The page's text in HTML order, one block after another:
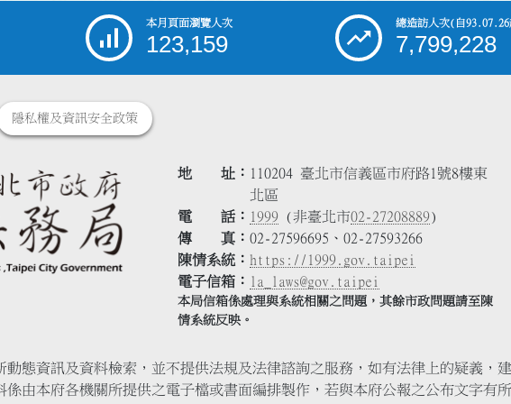
本月頁面瀏覽人次
123,159
總造訪人次(自
7,799,228
隱私權及資訊安全政策
地 址
110204 臺北市信義區市府路1號8樓東
北區
電 話
1999 (非臺北市02-27208889)
傳 真
02-27596695、02-27593266
陳情系統
https://1999.gov.taipei
電子信箱
la_laws@gov.taipei
本局信箱係處理與系統相關之問題，其餘市政問題請至陳
情系統反映。
動態資訊及資料檢索，並不提供法規及法律諮詢之服務，如有法律上的疑義，
係由本府各機關所提供之電子檔或書面編排製作，若與本府公報之公布文字有